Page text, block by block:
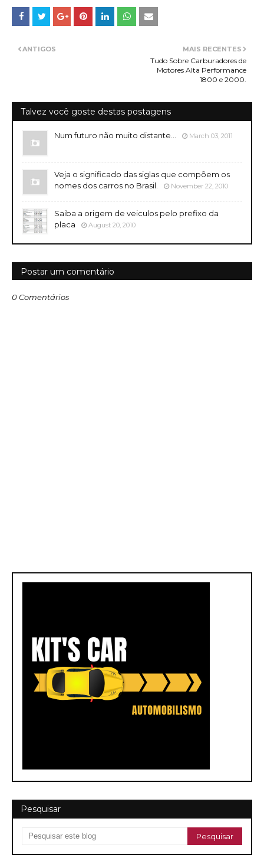
MAIS RECENTES
Tudo Sobre Carburadores de
Motores Alta Performance
1800 e 2000.
ANTIGOS
Talvez você goste destas postagens
Num futuro não muito distante... March 03, 2011
Veja o significado das siglas que compõem os
nomes dos carros no Brasil.
November 22, 2010
Saiba a origem de veiculos pelo prefixo da
placa
August 20, 2010
Postar um comentário
0 Comentários
Pesquisar